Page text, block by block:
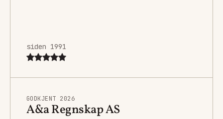
siden 1991
GODKJENT 2026
A&a Regnskap AS